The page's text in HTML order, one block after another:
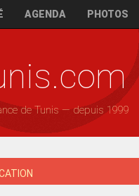
AGENDA PHOTOS
de Tunis — depuis 1999